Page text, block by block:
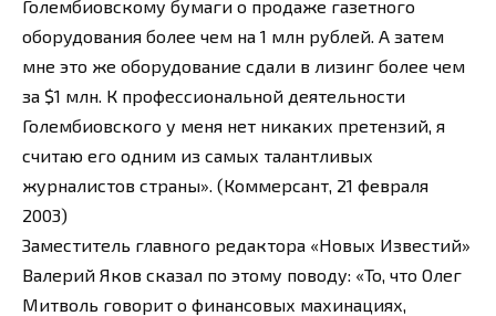
Голембиовскому бумаги о продаже газетного
оборудования более чем на 1 млн рублей. А затем
мне это же оборудование сдали в лизинг более чем
за $1 млн. К профессиональной деятельности
Голембиовского у меня нет никаких претензий, я
считаю его одним из самых талантливых
журналистов страны». (Коммерсант, 21 февраля
2003)
Заместитель главного редактора «Новых Известий»
Валерий Яков сказал по этому поводу: «То, что Олег
Митволь говорит о финансовых махинациях,